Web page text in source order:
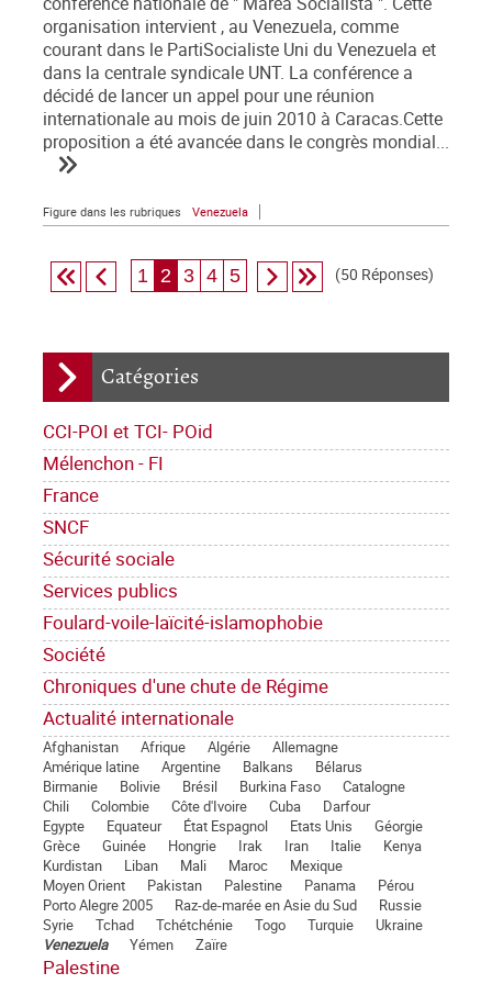
Catégories
CCI-POI et TCI- POid
Mélenchon - FI
France
SNCF
Sécurité sociale
Services publics
Foulard-voile-laïcité-islamophobie
Société
Chroniques d'une chute de Régime
Actualité internationale
Afghanistan Afrique Algérie
Allemagne
Amérique latine
Argentine Balkans
Bélarus
Birmanie
Bolivie Brésil Burkina Faso
Catalogne
Chili
Colombie Côte d'Ivoire Cuba
Darfour
Egypte
Equateur État Espagnol Etats Unis
Géorgie
Grèce
Guinée Hongrie Irak Iran Italie
Kenya
Kurdistan
Liban Mali Maroc
Mexique
Moyen Orient
Pakistan Palestine Panama
Pérou
Porto Alegre 2005
Raz-de-marée en Asie du Sud
Russie
Syrie
Tchad Tchétchénie Togo Turquie
Ukraine
Venezuela
Yémen Zaïre
Palestine
organisation intervient , au Venezuela, comme
courant dans le PartiSocialiste Uni du Venezuela et
dans la centrale syndicale UNT. La conférence a
décidé de lancer un appel pour une réunion
internationale au mois de juin 2010 à Caracas.Cette
proposition a été avancée dans le congrès mondial...
Figure dans les rubriques Venezuela
1 2 3 4 5 (50 Réponses)